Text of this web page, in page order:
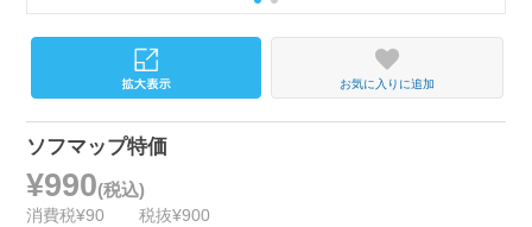
お気に入りに追加
ソフマップ特価
¥990(税込)
消費税¥90 税抜¥900